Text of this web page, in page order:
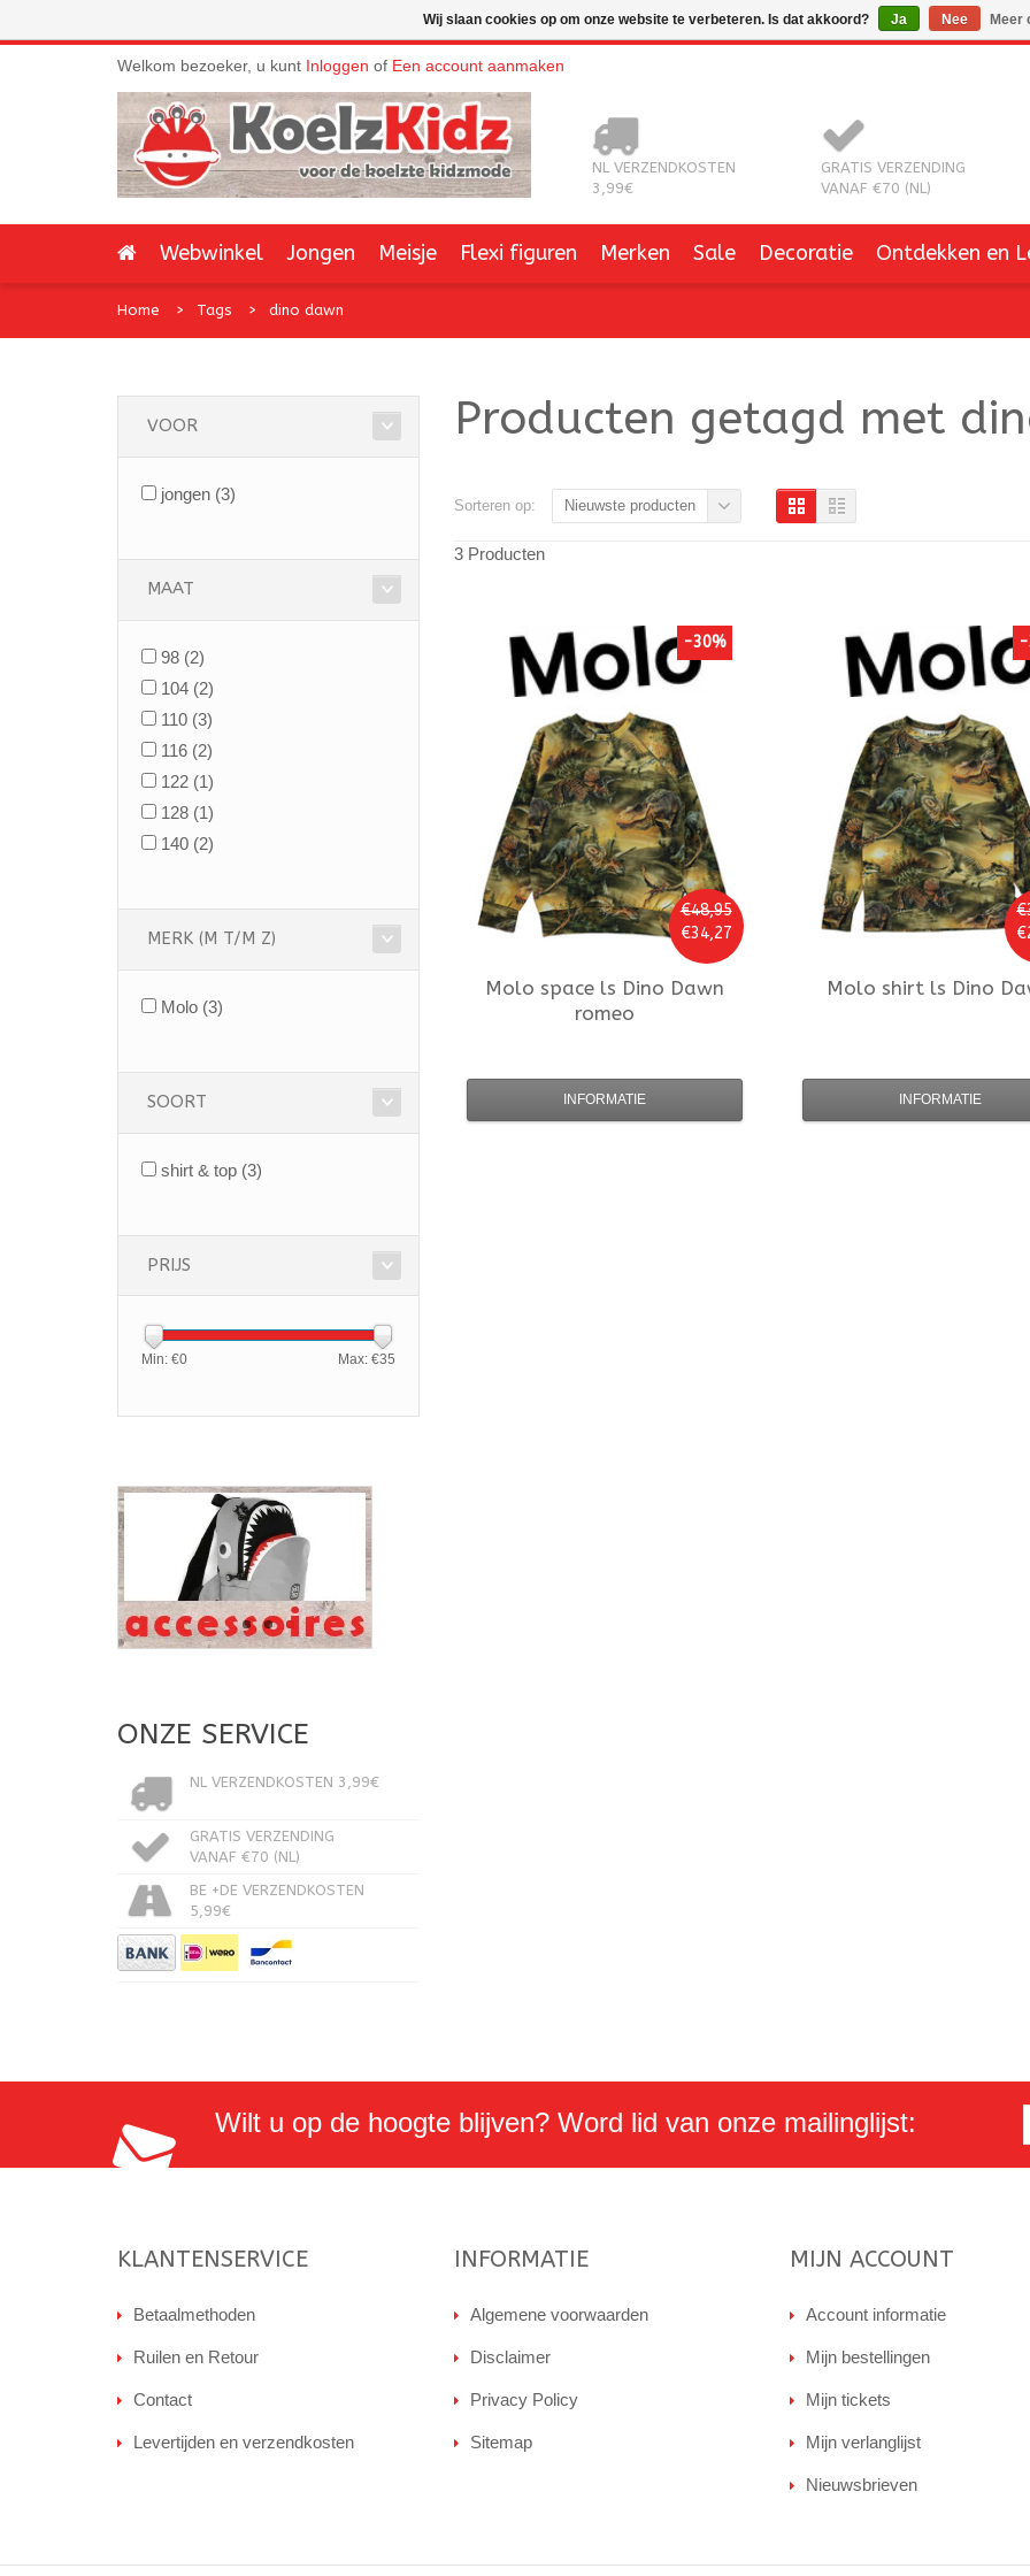
Welkom bezoeker, u kunt Inloggen of Een account aanmaken
NL VERZENDKOSTEN
3,99€
GRATIS VERZENDING
VANAF €70 (NL)
Webwinkel Jongen Meisje Flexi figuren Merken Sale Decoratie Ontdekken en
Home Tags dino dawn
VOOR
jongen (3)
MAAT
98 (2)
104 (2)
110 (3)
116 (2)
122 (1)
128 (1)
140 (2)
MERK (M T/M Z)
Molo (3)
SOORT
shirt & top (3)
PRIJS
Min: €0 Max: €35
ONZE SERVICE
NL VERZENDKOSTEN 3,99€
GRATIS VERZENDING
VANAF €70 (NL)
BE +DE VERZENDKOSTEN
5,99€
Producten getagd met
Sorteren op: Nieuwste producten
3 Producten
€48,95
€34,27
-30%
Molo space ls Dino Dawn
romeo
INFORMATIE
-
Molo shirt ls Dino
INFORMATIE
Wilt u op de hoogte blijven? Word lid van onze mailinglijst:
KLANTENSERVICE
Betaalmethoden
Ruilen en Retour
Contact
Levertijden en verzendkosten
INFORMATIE
Algemene voorwaarden
Disclaimer
Privacy Policy
Sitemap
MIJN ACCOUNT
Account informatie
Mijn bestellingen
Mijn tickets
Mijn verlanglijst
Nieuwsbrieven
Wij slaan cookies op om onze website te verbeteren. Is dat akkoord? Ja Nee Meer